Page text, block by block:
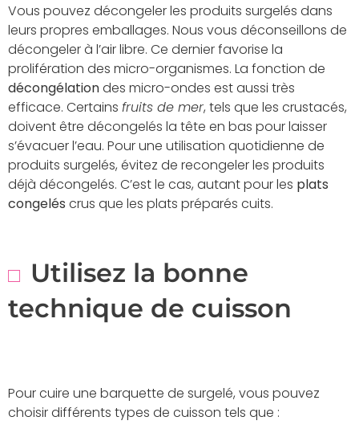
Vous pouvez décongeler les produits surgelés dans
leurs propres emballages. Nous vous déconseillons de
décongeler à l’air libre. Ce dernier favorise la
prolifération des micro-organismes. La fonction de
décongélationdes micro-ondes est aussi très
efficace. Certains fruits de mer, tels que les crustacés,
doivent être décongelés la tête en bas pour laisser
s’évacuer l’eau. Pour une utilisation quotidienne de
produits surgelés, évitez de recongeler les produits
déjà décongelés. C’est le cas, autant pour les plats
congelés crus que les plats préparés cuits.
Utilisez la bonne
technique de cuisson
Pour cuire une barquette de surgelé, vous pouvez
choisir différents types de cuisson tels que :